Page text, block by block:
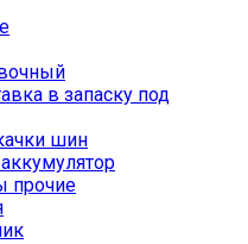
в запаску под
шин
прочие